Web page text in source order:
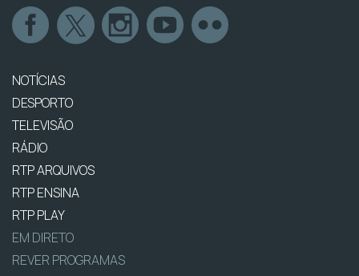
NOTÍCIAS
DESPORTO
TELEVISÃO
RÁDIO
RTP ARQUIVOS
RTP ENSINA
RTP PLAY
EM DIRETO
REVER PROGRAMAS